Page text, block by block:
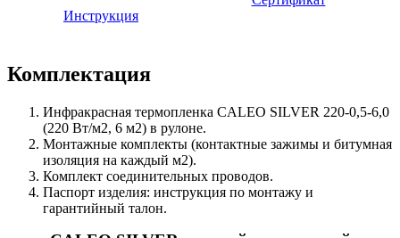
Инструкция
Комплектация
Инфракрасная термопленка CALEO SILVER 220-0,5-6,0
(220 Вт/м2, 6 м2) в рулоне.
Монтажные комплекты (контактные зажимы и битумная
изоляция на каждый м2).
Комплект соединительных проводов.
Паспорт изделия: инструкция по монтажу и
гарантийный талон.